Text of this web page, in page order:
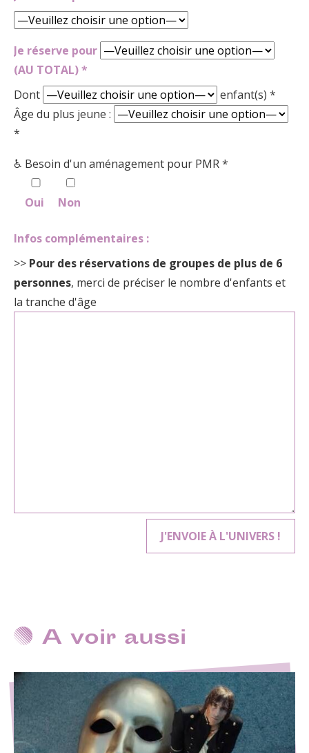
Je réserve pour
(AU TOTAL) *
Dont
enfant(s) *
Âge du plus jeune :
*
♿ Besoin d'un aménagement pour PMR *
Oui Non
Infos complémentaires :
>> Pour des réservations de groupes de plus de 6
personnes, merci de préciser le nombre d'enfants et
la tranche d'âge
A voir aussi